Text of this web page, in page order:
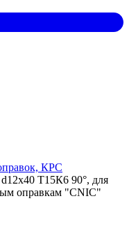
КРС
Т15К6 90°, для
оправкам "CNIC"